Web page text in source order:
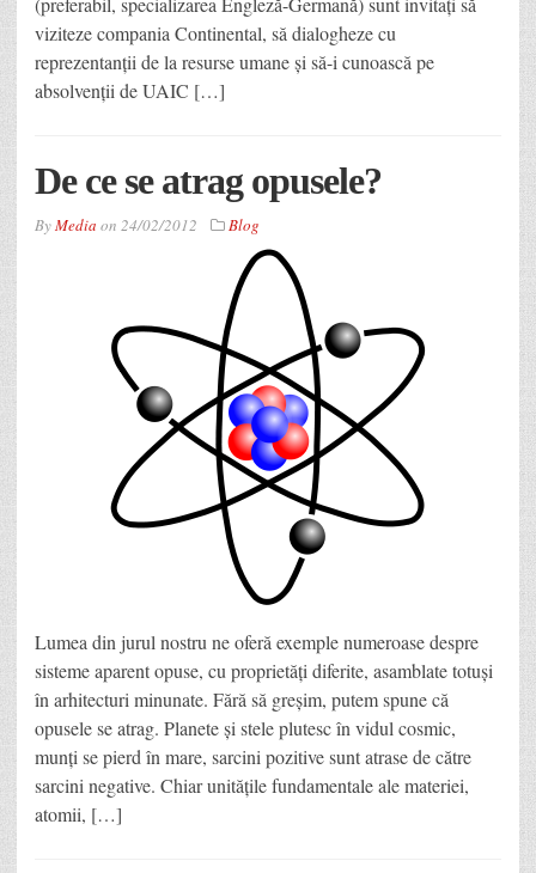
viziteze compania Continental, să dialogheze cu
reprezentanții de la resurse umane și să-i cunoască pe
absolvenții de UAIC […]
De ce se atrag opusele?
ByMedia on 24/02/2012 Blog
Lumea din jurul nostru ne oferă exemple numeroase despre
sisteme aparent opuse, cu proprietăţi diferite, asamblate totuşi
în arhitecturi minunate. Fără să greşim, putem spune că
opusele se atrag. Planete şi stele plutesc în vidul cosmic,
munţi se pierd în mare, sarcini pozitive sunt atrase de către
sarcini negative. Chiar unităţile fundamentale ale materiei,
atomii, […]